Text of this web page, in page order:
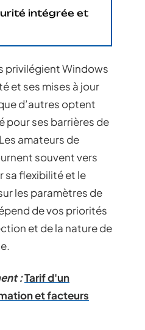
intégrée et
privilégient Windows
et ses mises à jour
d’autres optent
pour ses barrières de
amateurs de
souvent vers
sa flexibilité et le
les paramètres de
de vos priorités
et de la nature de
:Tarif d'un
et facteurs